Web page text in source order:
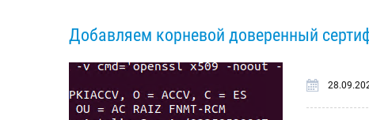
Добавляем корневой доверенный